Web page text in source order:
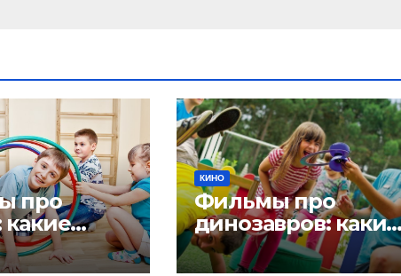
про
помогут
КИНО
Фильмы про
динозавров: какие
истории помогут
детям узнать, что